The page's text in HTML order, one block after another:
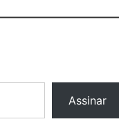
Assinar